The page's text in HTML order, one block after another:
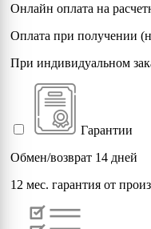
Онлайн оплата на
Оплата при получении
При индивидуальном
Гарантии
Обмен/возврат 14 дней
12 мес. гарантия от